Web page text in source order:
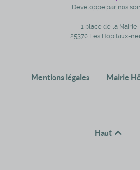
Développé par nos
1 place de la Mairie
25370 Les Hôpitaux-
Mentions légales Mairie
Haut